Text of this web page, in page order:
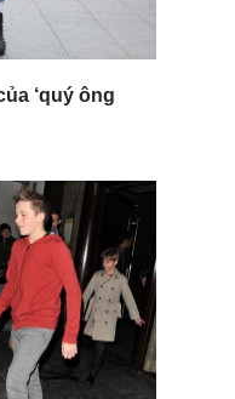
‘quý ông